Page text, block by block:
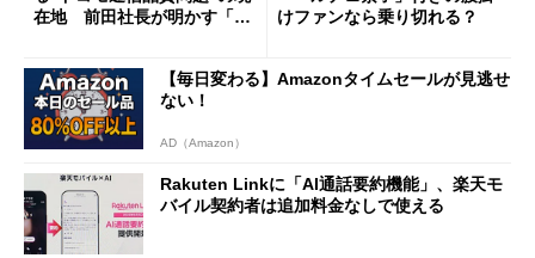
在地 前田社長が明かす「道
けファンなら乗り切れる？
【毎日変わる】Amazonタイムセールが見逃せ
ない！
AD（Amazon）
Rakuten Linkに「AI通話要約機能」、楽天モ
バイル契約者は追加料金なしで使える